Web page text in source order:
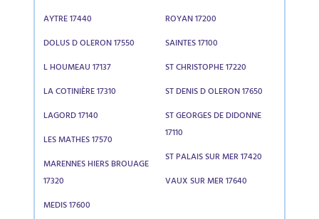
AYTRE 17440
DOLUS D OLERON 17550
L HOUMEAU 17137
LA COTINIÈRE 17310
LAGORD 17140
LES MATHES 17570
MARENNES HIERS BROUAGE
17320
MEDIS 17600
ROYAN 17200
SAINTES 17100
ST CHRISTOPHE 17220
ST DENIS D OLERON 17650
ST GEORGES DE DIDONNE
17110
ST PALAIS SUR MER 17420
VAUX SUR MER 17640